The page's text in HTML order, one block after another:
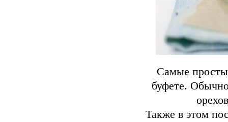
Самые
буфете.
Также в этом